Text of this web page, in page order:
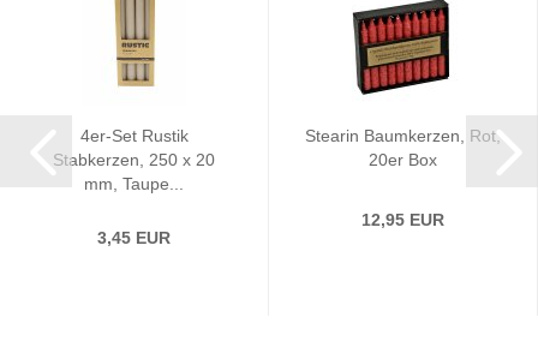
4er-Set Rustik
Stabkerzen, 250 x 20
mm, Taupe...
3,45 EUR
Stearin Baumkerzen, Rot,
20er Box
12,95 EUR